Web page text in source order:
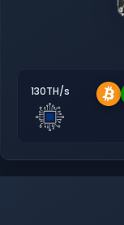
130TH/s